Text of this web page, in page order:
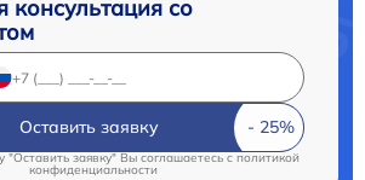
консультация со
Оставить заявку
"Оставить заявку" Вы соглашаетесь c политикой
конфиденциальности